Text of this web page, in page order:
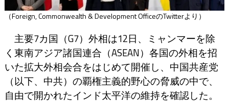
（Foreign, Commonwealth & Development OfficeのTwitterより）
主要7カ国（G7）外相は12日、ミャンマーを除
く東南アジア諸国連合（ASEAN）各国の外相を招
いた拡大外相会合をはじめて開催し、中国共産党
（以下、中共）の覇権主義的野心の脅威の中で、
自由で開かれたインド太平洋の維持を確認した。